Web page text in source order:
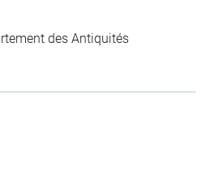
des Antiquités